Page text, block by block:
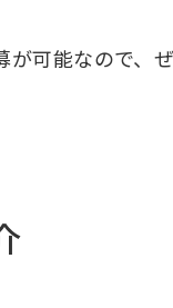
可能なので、